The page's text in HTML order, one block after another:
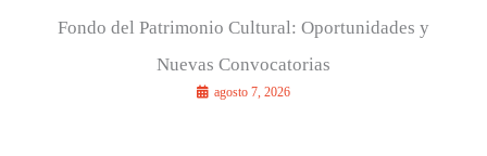
Fondo del Patrimonio Cultural: Oportunidades y
Nuevas Convocatorias
agosto 7, 2026